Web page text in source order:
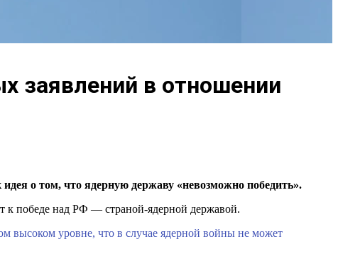
заявлений в отношении
о том, что ядерную державу «невозможно победить».
к победе над РФ — страной-ядерной державой.
высоком уровне, что в случае ядерной войны не может